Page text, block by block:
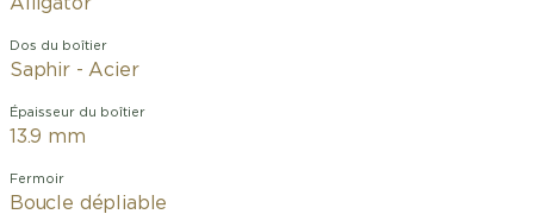
Dos du boîtier
Saphir - Acier
Épaisseur du boîtier
13.9 mm
Fermoir
Boucle dépliable